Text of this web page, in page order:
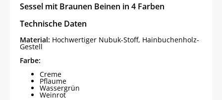
Sessel mit Braunen Beinen in 4 Farben
Technische Daten
Material: Hochwertiger Nubuk-Stoff, Hainbuchenholz-
Gestell
Farbe:
Creme
Pflaume
Wassergrün
Weinrot